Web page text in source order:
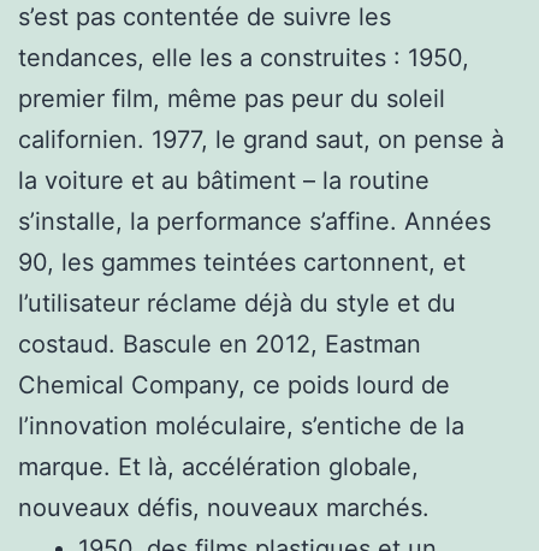
s’est pas contentée de suivre les
tendances, elle les a construites : 1950,
premier film, même pas peur du soleil
californien. 1977, le grand saut, on pense à
la voiture et au bâtiment – la routine
s’installe, la performance s’affine. Années
90, les gammes teintées cartonnent, et
l’utilisateur réclame déjà du style et du
costaud. Bascule en 2012, Eastman
Chemical Company, ce poids lourd de
l’innovation moléculaire, s’entiche de la
marque. Et là, accélération globale,
nouveaux défis, nouveaux marchés.